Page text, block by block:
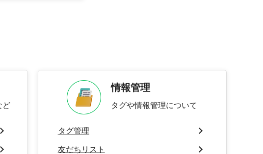
ど
情報管理
タグや情報管理について
タグ管理
友だちリスト